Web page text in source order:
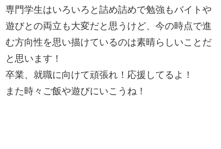
専門学生はいろいろと詰め詰めで勉強もバイトや
遊びとの両立も大変だと思うけど、今の時点で進
む方向性を思い描けているのは素晴らしいことだ
と思います！
卒業、就職に向けて頑張れ！応援してるよ！
また時々ご飯や遊びにいこうね！